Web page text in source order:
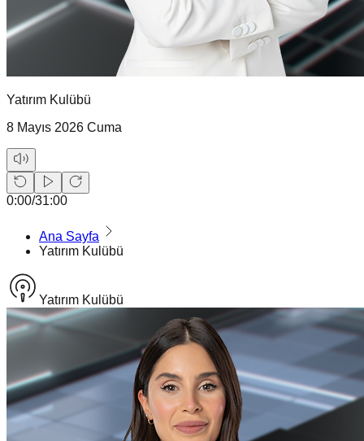
Yatırım Kulübü
8 Mayıs 2026 Cuma
0:00/31:00
Ana Sayfa
Yatırım Kulübü
Yatırım Kulübü